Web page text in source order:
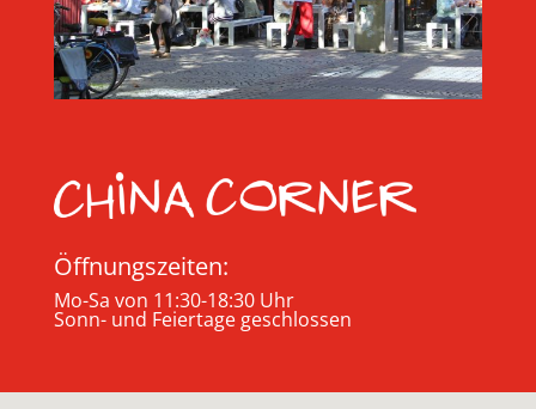
Öffnungszeiten:
Mo-Sa von 11:30-18:30 Uhr
Sonn- und Feiertage geschlossen